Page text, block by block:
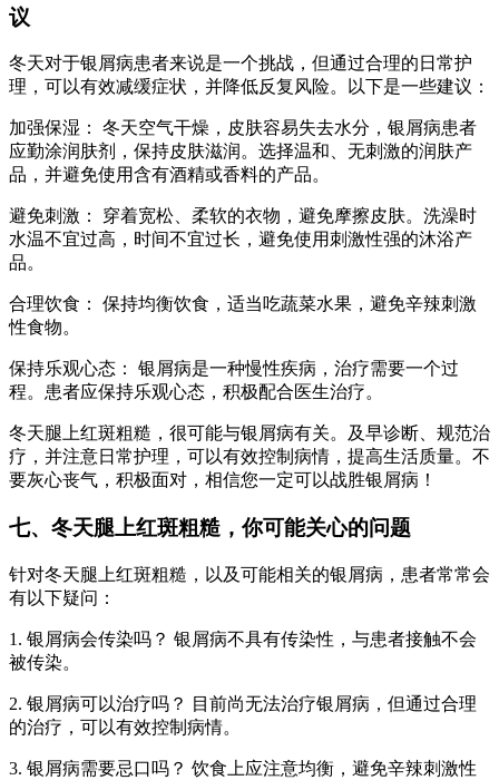
议
冬天对于银屑病患者来说是一个挑战，但通过合理的日常护
理，可以有效减缓症状，并降低反复风险。以下是一些建议：
加强保湿： 冬天空气干燥，皮肤容易失去水分，银屑病患者
应勤涂润肤剂，保持皮肤滋润。选择温和、无刺激的润肤产
品，并避免使用含有酒精或香料的产品。
避免刺激： 穿着宽松、柔软的衣物，避免摩擦皮肤。洗澡时
水温不宜过高，时间不宜过长，避免使用刺激性强的沐浴产
品。
合理饮食： 保持均衡饮食，适当吃蔬菜水果，避免辛辣刺激
性食物。
保持乐观心态： 银屑病是一种慢性疾病，治疗需要一个过
程。患者应保持乐观心态，积极配合医生治疗。
冬天腿上红斑粗糙，很可能与银屑病有关。及早诊断、规范治
疗，并注意日常护理，可以有效控制病情，提高生活质量。不
要灰心丧气，积极面对，相信您一定可以战胜银屑病！
七、冬天腿上红斑粗糙，你可能关心的问题
针对冬天腿上红斑粗糙，以及可能相关的银屑病，患者常常会
有以下疑问：
1. 银屑病会传染吗？ 银屑病不具有传染性，与患者接触不会
被传染。
2. 银屑病可以治疗吗？ 目前尚无法治疗银屑病，但通过合理
的治疗，可以有效控制病情。
3. 银屑病需要忌口吗？ 饮食上应注意均衡，避免辛辣刺激性